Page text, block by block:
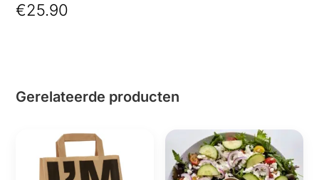
(acht
€25.90
Gerelateerde producten